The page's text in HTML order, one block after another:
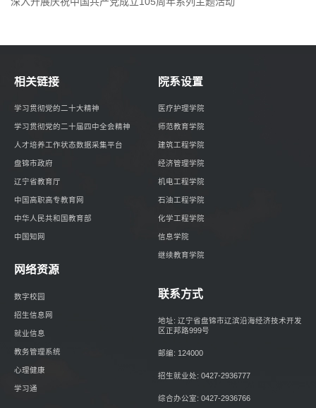
相关链接
学习贯彻党的二十大精神
学习贯彻党的二十届四中全会精神
人才培养工作状态数据采集平台
盘锦市政府
辽宁省教育厅
中国高职高专教育网
中华人民共和国教育部
中国知网
院系设置
医疗护理学院
师范教育学院
建筑工程学院
经济管理学院
机电工程学院
石油工程学院
化学工程学院
信息学院
继续教育学院
网络资源
数字校园
招生信息网
就业信息
教务管理系统
心理健康
学习通
联系方式
地址: 辽宁省盘锦市辽滨沿海经济技术开发
区正邦路999号
邮编: 124000
招生就业处: 0427-2936777
综合办公室: 0427-2936766